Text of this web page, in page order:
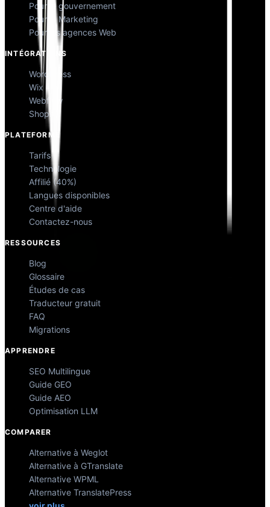
Pour le gouvernement
Pour le Marketing
Pour les agences Web
INTÉGRATIONS
WordPress
Wix
Webflow
Shopify
PLATEFORME
Tarifs
Technologie
Affilié (40%)
Langues disponibles
Centre d'aide
Contactez-nous
RESSOURCES
Blog
Glossaire
Études de cas
Traducteur gratuit
FAQ
Migrations
APPRENDRE
SEO Multilingue
Guide GEO
Guide AEO
Optimisation LLM
COMPARER
Alternative à Weglot
Alternative à GTranslate
Alternative WPML
Alternative TranslatePress